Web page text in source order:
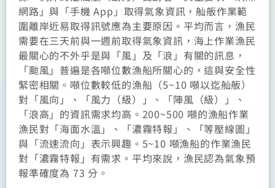
網路」與「手機 App」取得氣象資訊，舢舨作業範
圍離岸近易取得訊號應為主要原因。平均而言，漁民
需要在三天前與一週前取得氣象資訊，海上作業漁民
最關心的不外乎是與「風」及「浪」有關的訊息，
「颱風」普遍是各噸位數漁船所關心的，這與安全性
緊密相關。噸位數較低的漁船（5~10 噸以迄舢舨）
對「風向」、「風力（級）」、「陣風（級）」、
「浪高」的資訊需求均高。200~500 噸的漁船作業
漁民對「海面水溫」、「濃霧特報」、「等壓線圖」
與「流速流向」表示興趣。5~10 噸漁船的作業漁民
對「濃霧特報」有需求。平均來說，漁民認為氣象預
報準確度為 73 分。